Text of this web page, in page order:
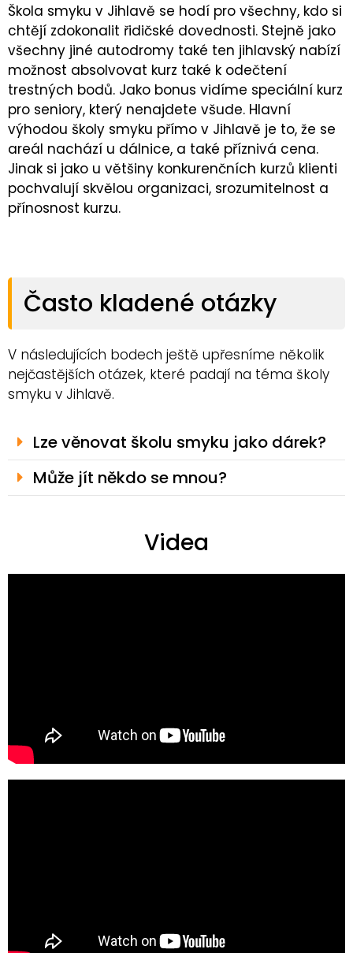
Škola smyku v Jihlavě se hodí pro všechny, kdo si
chtějí zdokonalit řidičské dovednosti. Stejně jako
všechny jiné autodromy také ten jihlavský nabízí
možnost absolvovat kurz také k odečtení
trestných bodů. Jako bonus vidíme speciální kurz
pro seniory, který nenajdete všude. Hlavní
výhodou školy smyku přímo v Jihlavě je to, že se
areál nachází u dálnice, a také příznivá cena.
Jinak si jako u většiny konkurenčních kurzů klienti
pochvalují skvělou organizaci, srozumitelnost a
přínosnost kurzu.
Často kladené otázky
V následujících bodech ještě upřesníme několik
nejčastějších otázek, které padají na téma školy
smyku v Jihlavě.
Lze věnovat školu smyku jako dárek?
Může jít někdo se mnou?
Videa